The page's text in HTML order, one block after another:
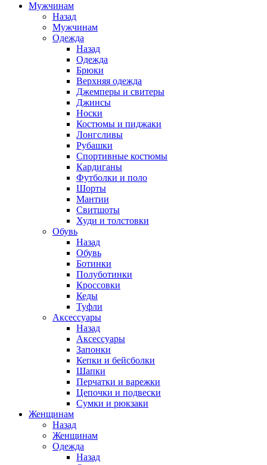
Мужчинам
Назад
Мужчинам
Одежда
Назад
Одежда
Брюки
Верхняя одежда
Джемперы и свитеры
Джинсы
Носки
Костюмы и пиджаки
Лонгсливы
Рубашки
Спортивные костюмы
Кардиганы
Футболки и поло
Шорты
Мантии
Свитшоты
Худи и толстовки
Обувь
Назад
Обувь
Ботинки
Полуботинки
Кроссовки
Кеды
Туфли
Аксессуары
Назад
Аксессуары
Запонки
Кепки и бейсболки
Шапки
Перчатки и варежки
Цепочки и подвески
Сумки и рюкзаки
Женщинам
Назад
Женщинам
Одежда
Назад